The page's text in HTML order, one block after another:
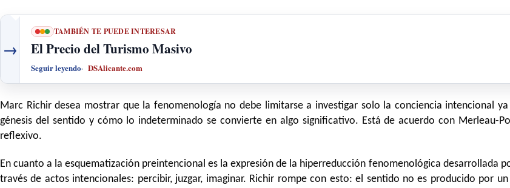
→
TAMBIÉN TE PUEDE INTERESAR
El Precio del Turismo Masivo
Seguir leyendo DSAlicante.com
Marc Richir desea mostrar que la fenomenología no debe limitarse a investigar solo la conciencia intencional
génesis del sentido y cómo lo indeterminado se convierte en algo significativo. Está de acuerdo con Merleau-
reflexivo.
En cuanto a la esquematización preintencional es la expresión de la hiperreducción fenomenológica desarrollada
través de actos intencionales: percibir, juzgar, imaginar. Richir rompe con esto: el sentido no es producido por